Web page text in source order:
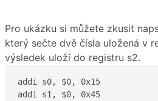
Pro ukázku si můžete zkusit
který sečte dvě čísla uložená v
výsledek uloží do registru s2.
addi s0, $0, 0x15
addi s1, $0, 0x45